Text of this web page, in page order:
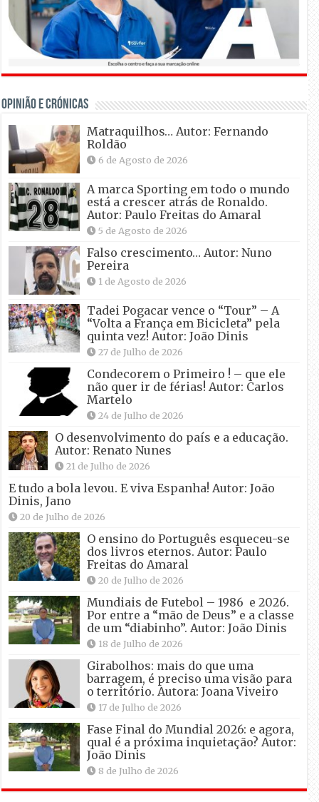
OPINIÃO E CRÓNICAS
Matraquilhos… Autor: Fernando
Roldão
6 de Agosto de 2026
A marca Sporting em todo o mundo
está a crescer atrás de Ronaldo.
Autor: Paulo Freitas do Amaral
5 de Agosto de 2026
Falso crescimento… Autor: Nuno
Pereira
1 de Agosto de 2026
Tadei Pogacar vence o “Tour” – A
“Volta a França em Bicicleta” pela
quinta vez! Autor: João Dinis
27 de Julho de 2026
Condecorem o Primeiro ! – que ele
não quer ir de férias! Autor: Carlos
Martelo
24 de Julho de 2026
O desenvolvimento do país e a educação.
Autor: Renato Nunes
21 de Julho de 2026
E tudo a bola levou. E viva Espanha! Autor: João
Dinis, Jano
20 de Julho de 2026
O ensino do Português esqueceu-se
dos livros eternos. Autor: Paulo
Freitas do Amaral
20 de Julho de 2026
Mundiais de Futebol – 1986 e 2026.
Por entre a “mão de Deus” e a classe
de um “diabinho”. Autor: João Dinis
18 de Julho de 2026
Girabolhos: mais do que uma
barragem, é preciso uma visão para
o território. Autora: Joana Viveiro
17 de Julho de 2026
Fase Final do Mundial 2026: e agora,
qual é a próxima inquietação? Autor:
João Dinis
8 de Julho de 2026